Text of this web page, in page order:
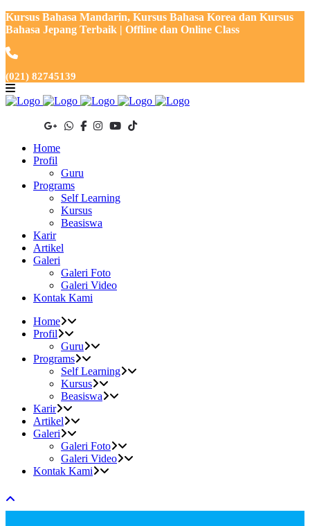
Kursus Bahasa Mandarin, Kursus Bahasa Korea dan Kursus
Bahasa Jepang Terbaik | Offline dan Online Class
(021) 82745139
Home
Profil
Guru
Programs
Self Learning
Kursus
Beasiswa
Karir
Artikel
Galeri
Galeri Foto
Galeri Video
Kontak Kami
Home
Profil
Guru
Programs
Self Learning
Kursus
Beasiswa
Karir
Artikel
Galeri
Galeri Foto
Galeri Video
Kontak Kami